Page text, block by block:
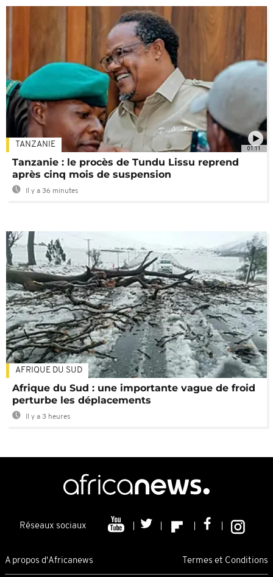
01:11
TANZANIE
Tanzanie : le procès de Tundu Lissu reprend
après cinq mois de suspension
Il y a 36 minutes
AFRIQUE DU SUD
Afrique du Sud : une importante vague de froid
perturbe les déplacements
Il y a 3 heures
Réseaux sociaux
A propos d'Africanews Termes et Conditions